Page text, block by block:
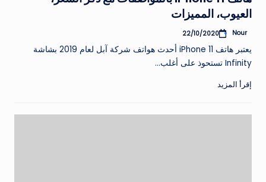
العيوب، المميزات
تمّ
بواسطة
Nour
22/10/2020
يعتبر هاتف iPhone 11 أحدث هواتف شركة آبل لعام 2019 بشاشة
Infinity تستحوذ على أغلب…
إقرأ المزيد